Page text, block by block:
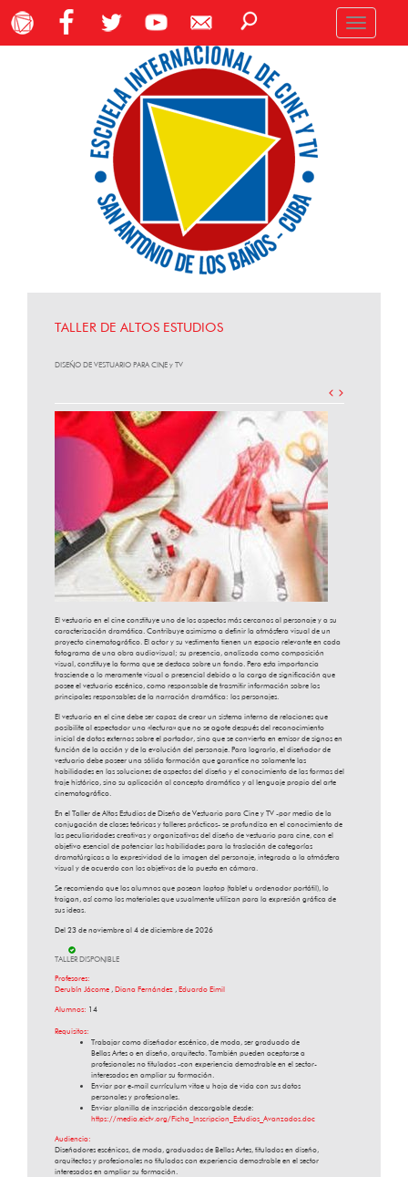
Toggle
navigation
TALLER DE ALTOS ESTUDIOS
DISEÑO DE VESTUARIO PARA CINE y TV
El vestuario en el cine constituye uno de los aspectos más cercanos al personaje y a su
caracterización dramática. Contribuye asimismo a definir la atmósfera visual de un
proyecto cinematográfico. El actor y su vestimenta tienen un espacio relevante en cada
fotograma de una obra audiovisual; su presencia, analizada como composición
visual, constituye la forma que se destaca sobre un fondo. Pero esta importancia
trasciende a lo meramente visual o presencial debido a la carga de significación que
posee el vestuario escénico, como responsable de trasmitir información sobre los
principales responsables de la narración dramática: los personajes.
El vestuario en el cine debe ser capaz de crear un sistema interno de relaciones que
posibilite al espectador una «lectura» que no se agote después del reconocimiento
inicial de datos externos sobre el portador, sino que se convierta en emisor de signos en
función de la acción y de la evolución del personaje. Para lograrlo, el diseñador de
vestuario debe poseer una sólida formación que garantice no solamente las
habilidades en las soluciones de aspectos del diseño y el conocimiento de las formas del
traje histórico, sino su aplicación al concepto dramático y al lenguaje propio del arte
cinematográfico.
En el Taller de Altos Estudios de Diseño de Vestuario para Cine y TV -por medio de la
conjugación de clases teóricas y talleres prácticos- se profundiza en el conocimiento de
las peculiaridades creativas y organizativas del diseño de vestuario para cine, con el
objetivo esencial de potenciar las habilidades para la traslación de categorías
dramatúrgicas a la expresividad de la imagen del personaje, integrada a la atmósfera
visual y de acuerdo con los objetivos de la puesta en cámara.
Se recomienda que los alumnos que posean laptop (tablet u ordenador portátil), lo
traigan, así como los materiales que usualmente utilizan para la expresión gráfica de
sus ideas.
Del 23 de noviembre al 4 de diciembre de 2026
TALLER DISPONIBLE
Profesores:
Derubín Jácome Diana Fernández Eduardo Eimil
Alumnos: 14
Requisitos:
Trabajar como diseñador escénico, de moda, ser graduado de
Bellas Artes o en diseño, arquitecto. También pueden aceptarse a
profesionales no titulados -con experiencia demostrable en el sector-
interesados en ampliar su formación.
Enviar por e-mail currículum vitae u hoja de vida con sus datos
personales y profesionales.
Enviar planilla de inscripción descargable desde:
https://media.eictv.org/Ficha_Inscripcion_Estudios_Avanzados.doc
Audiencia:
Diseñadores escénicos, de moda, graduados de Bellas Artes, titulados en diseño,
arquitectos y profesionales no titulados con experiencia demostrable en el sector
interesados en ampliar su formación.